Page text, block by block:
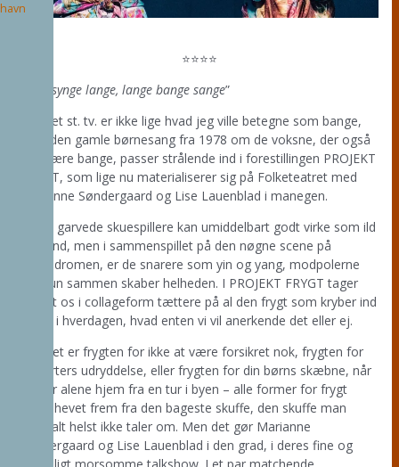
⭐⭐⭐⭐
…og synge lange, lange bange sange”
Teatret st. tv. er ikke lige hvad jeg ville betegne som bange,
men den gamle børnesang fra 1978 om de voksne, der også
kan være bange, passer strålende ind i forestillingen PROJEKT
FRYGT, som lige nu materialiserer sig på Folketeatret med
Marianne Søndergaard og Lise Lauenblad i manegen.
De to garvede skuespillere kan umiddelbart godt virke som ild
og vand, men i sammenspillet på den nøgne scene på
Hippodromen, er de snarere som yin og yang, modpolerne
der kun sammen skaber helheden. I PROJEKT FRYGT tager
holdet os i collageform tættere på al den frygt som kryber ind
på os i hverdagen, hvad enten vi vil anerkende det eller ej.
Om det er frygten for ikke at være forsikret nok, frygten for
alle arters udryddelse, eller frygten for din børns skæbne, når
de går alene hjem fra en tur i byen – alle former for frygt
bliver hevet frem fra den bageste skuffe, den skuffe man
normalt helst ikke taler om. Men det gør Marianne
Søndergaard og Lise Lauenblad i den grad, i deres fine og